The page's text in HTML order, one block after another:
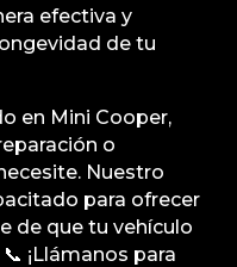
efectiva y
de tu
en Mini Cooper,
o
Nuestro
para ofrecer
de que tu vehículo
¡Llámanos para